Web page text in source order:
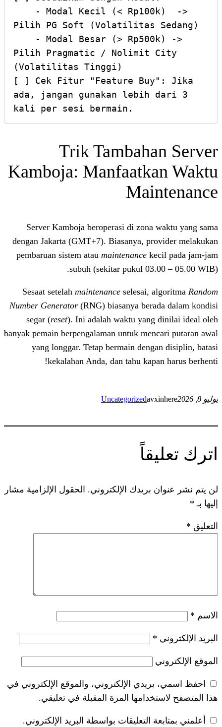
    - Modal Kecil (< Rp100k)  ->
Pilih PG Soft (Volatilitas
    - Modal Besar (> Rp500k) ->
Pilih Pragmatic / Nolimit
(Volatilitas Tinggi)
[ ] Cek Fitur "Feature
ada, jangan gunakan lebih
Trik
Kamboja:
Server Kamboja beroperasi di zona
dengan Jakarta (GMT+7). Biasanya,
pembaruan sistem ataumaintenance
subuh (sekitar pukul
Sesaat setelahmaintenanceselesai,
Number Generator(RNG) biasanya
segar (reset). Ini adalah waktu
banyak pemain berpengalaman untuk
yang longgar. Tetap bermain
kekalahan Anda, dan tahu
Uncategorized
الإلكتروني. الحقول الإلزامية مشار
*
الإلكتروني، والموقع الإلكتروني في
المرة المقبلة في تعليقي.
التعليقات بواسطة البريد الإلكتروني.